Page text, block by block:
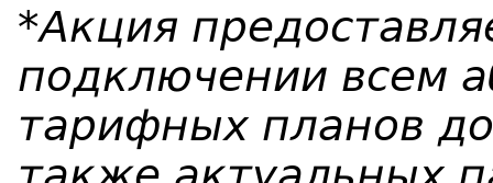
*Акция
подключении всем
тарифных планов